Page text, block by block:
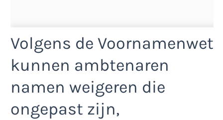
Volgens de Voornamenwet
kunnen ambtenaren
namen weigeren die
ongepast zijn,